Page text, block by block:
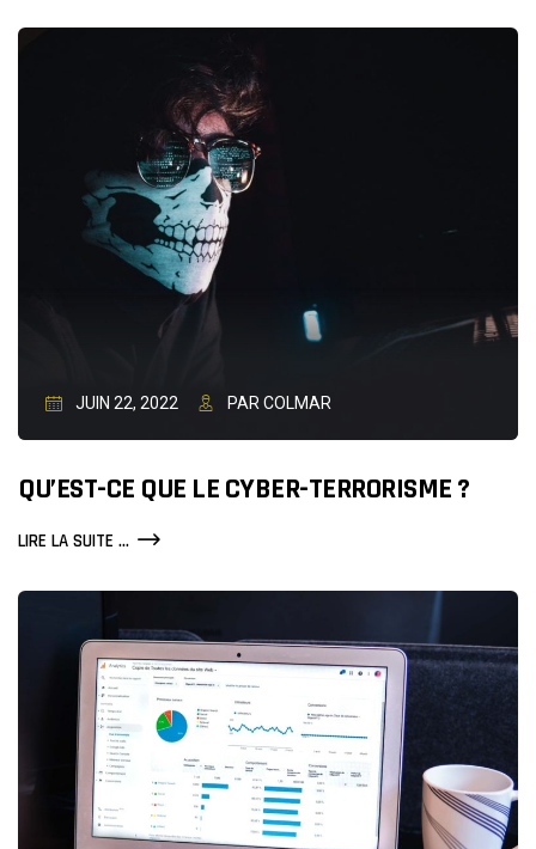
L’IMAGE
ENTREPRISE
JUIN 22, 2022 PAR COLMAR
QU’EST-CE QUE LE CYBER-TERRORISME ?
LIRE LA SUITE ...QU’EST-
QUE
CYBER-
TERRORISME
?